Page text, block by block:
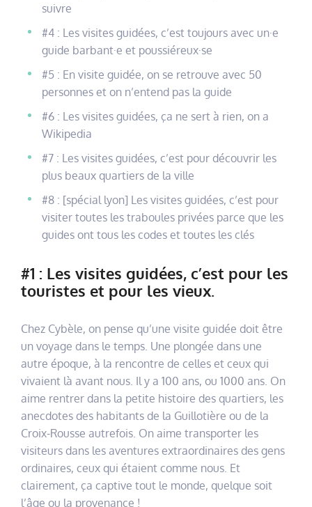
suivre
#4 : Les visites guidées, c’est toujours avec un·e
guide barbant·e et poussiéreux·se
#5 : En visite guidée, on se retrouve avec 50
personnes et on n’entend pas la guide
#6 : Les visites guidées, ça ne sert à rien, on a
Wikipedia
#7 : Les visites guidées, c’est pour découvrir les
plus beaux quartiers de la ville
#8 : [spécial lyon] Les visites guidées, c’est pour
visiter toutes les traboules privées parce que les
guides ont tous les codes et toutes les clés
#1 : Les visites guidées, c’est pour les
touristes et pour les vieux.
Chez Cybèle, on pense qu’une visite guidée doit être
un voyage dans le temps. Une plongée dans une
autre époque, à la rencontre de celles et ceux qui
vivaient là avant nous. Il y a 100 ans, ou 1000 ans. On
aime rentrer dans la petite histoire des quartiers, les
anecdotes des habitants de la Guillotière ou de la
Croix-Rousse autrefois. On aime transporter les
visiteurs dans les aventures extraordinaires des gens
ordinaires, ceux qui étaient comme nous. Et
clairement, ça captive tout le monde, quelque soit
l’âge ou la provenance !